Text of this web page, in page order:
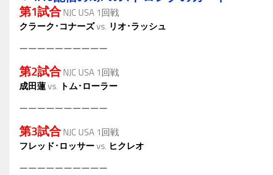
第1試合NJC USA 1回戦
クラーク･コナーズvs. リオ･ラッシュ
ーーーーーーーーーー
第2試合NJC USA 1回戦
成田蓮vs. トム･ローラー
ーーーーーーーーーー
第3試合NJC USA 1回戦
フレッド･ロッサーvs. ヒクレオ
ーーーーーーーーーー